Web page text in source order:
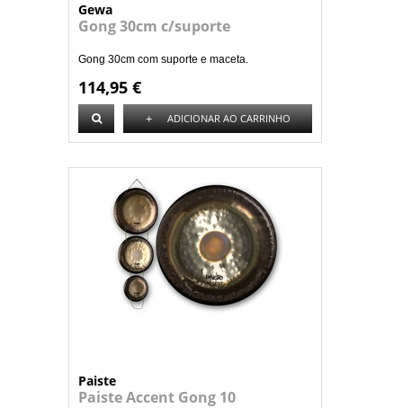
Gewa
Gong 30cm c/suporte
Gong 30cm com suporte e maceta.
114,95 €
+ ADICIONAR AO CARRINHO
Paiste
Paiste Accent Gong 10